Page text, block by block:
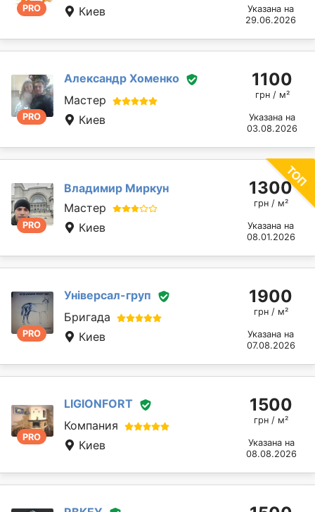
PRO
Киев
Указана на
29.06.2026
PRO
Александр Хоменко
Мастер
Киев
1100
грн / м²
Указана на
03.08.2026
PRO
Владимир Миркун
Мастер
Киев
1300
грн / м²
Указана на
08.01.2026
PRO
Універсал-груп
Бригада
Киев
1900
грн / м²
Указана на
07.08.2026
PRO
LIGIONFORT
Компания
Киев
1500
грн / м²
Указана на
08.08.2026